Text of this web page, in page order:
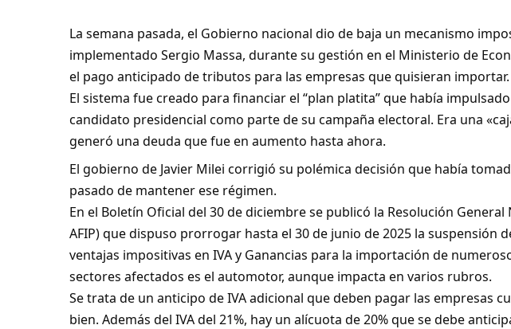
La semana pasada, el Gobierno nacional dio de baja un mecanismo
implementado Sergio Massa, durante su gestión en el Ministerio de
el pago anticipado de tributos para las empresas que quisieran importar.
El sistema fue creado para financiar el “plan platita” que había
candidato presidencial como parte de su campaña electoral. Era una
generó una deuda que fue en aumento hasta ahora.
El gobierno de Javier Milei corrigió su polémica decisión que había
pasado de mantener ese régimen.
En el Boletín Oficial del 30 de diciembre se publicó la Resolución General
AFIP) que dispuso prorrogar hasta el 30 de junio de 2025 la suspensión
ventajas impositivas en IVA y Ganancias para la importación de
sectores afectados es el automotor, aunque impacta en varios rubros.
Se trata de un anticipo de IVA adicional que deben pagar las empresas
bien. Además del IVA del 21%, hay un alícuota de 20% que se debe